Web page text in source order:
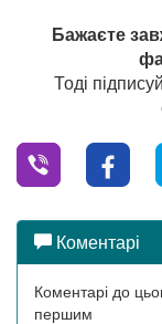
Бажаєте
Тоді
Коментарі
Коментарі до
першим